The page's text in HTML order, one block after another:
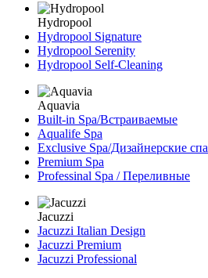
Hydropool
Hydropool Signature
Hydropool Serenity
Hydropool Self-Сleaning
Aquavia
Built-in Spa/Встраиваемые
Aqualife Spa
Exclusive Spa/Дизайнерские спа
Premium Spa
Professinal Spa / Переливные
Jacuzzi
Jacuzzi Italian Design
Jacuzzi Premium
Jacuzzi Professional